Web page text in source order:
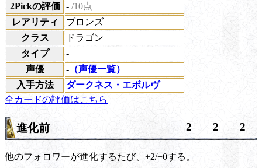
2Pickの評価 - /10点
レアリティ
ブロンズ
クラス
ドラゴン
タイプ
-
声優
- （声優一覧）
入手方法
ダークネス・エボルヴ
全カードの評価はこちら
進化前 2 2 2
他のフォロワーが進化するたび、+2/+0する。